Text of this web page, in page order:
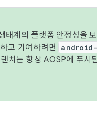
계의 플랫폼 안정성을
고 기여하려면
치는 항상 AOSP에 푸시